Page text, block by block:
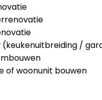
(keukenuitbreiding /
of woonunit bouwen